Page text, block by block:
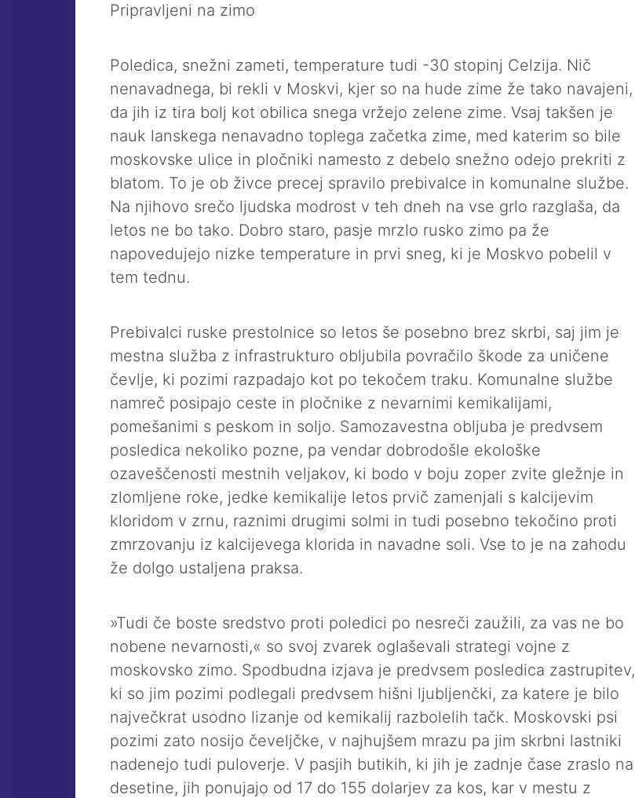
Pripravljeni na zimo
Poledica, snežni zameti, temperature tudi -30 stopinj Celzija. Nič
nenavadnega, bi rekli v Moskvi, kjer so na hude zime že tako navajeni,
da jih iz tira bolj kot obilica snega vržejo zelene zime. Vsaj takšen je
nauk lanskega nenavadno toplega začetka zime, med katerim so bile
moskovske ulice in pločniki namesto z debelo snežno odejo prekriti z
blatom. To je ob živce precej spravilo prebivalce in komunalne službe.
Na njihovo srečo ljudska modrost v teh dneh na vse grlo razglaša, da
letos ne bo tako. Dobro staro, pasje mrzlo rusko zimo pa že
napovedujejo nizke temperature in prvi sneg, ki je Moskvo pobelil v
tem tednu.
Prebivalci ruske prestolnice so letos še posebno brez skrbi, saj jim je
mestna služba z infrastrukturo obljubila povračilo škode za uničene
čevlje, ki pozimi razpadajo kot po tekočem traku. Komunalne službe
namreč posipajo ceste in pločnike z nevarnimi kemikalijami,
pomešanimi s peskom in soljo. Samozavestna obljuba je predvsem
posledica nekoliko pozne, pa vendar dobrodošle ekološke
ozaveščenosti mestnih veljakov, ki bodo v boju zoper zvite gležnje in
zlomljene roke, jedke kemikalije letos prvič zamenjali s kalcijevim
kloridom v zrnu, raznimi drugimi solmi in tudi posebno tekočino proti
zmrzovanju iz kalcijevega klorida in navadne soli. Vse to je na zahodu
že dolgo ustaljena praksa.
»Tudi če boste sredstvo proti poledici po nesreči zaužili, za vas ne bo
nobene nevarnosti,« so svoj zvarek oglaševali strategi vojne z
moskovsko zimo. Spodbudna izjava je predvsem posledica zastrupitev,
ki so jim pozimi podlegali predvsem hišni ljubljenčki, za katere je bilo
največkrat usodno lizanje od kemikalij razbolelih tačk. Moskovski psi
pozimi zato nosijo čeveljčke, v najhujšem mrazu pa jim skrbni lastniki
nadenejo tudi puloverje. V pasjih butikih, ki jih je zadnje čase zraslo na
desetine, jih ponujajo od 17 do 155 dolarjev za kos, kar v mestu z